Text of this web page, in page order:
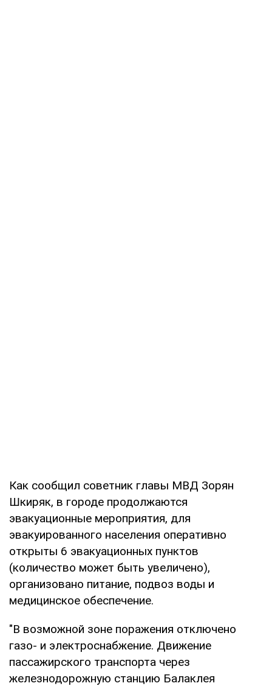
Как сообщил советник главы МВД Зорян
Шкиряк, в городе продолжаются
эвакуационные мероприятия, для
эвакуированного населения оперативно
открыты 6 эвакуационных пунктов
(количество может быть увеличено),
организовано питание, подвоз воды и
медицинское обеспечение.
"В возможной зоне поражения отключено
газо- и электроснабжение. Движение
пассажирского транспорта через
железнодорожную станцию Балаклея